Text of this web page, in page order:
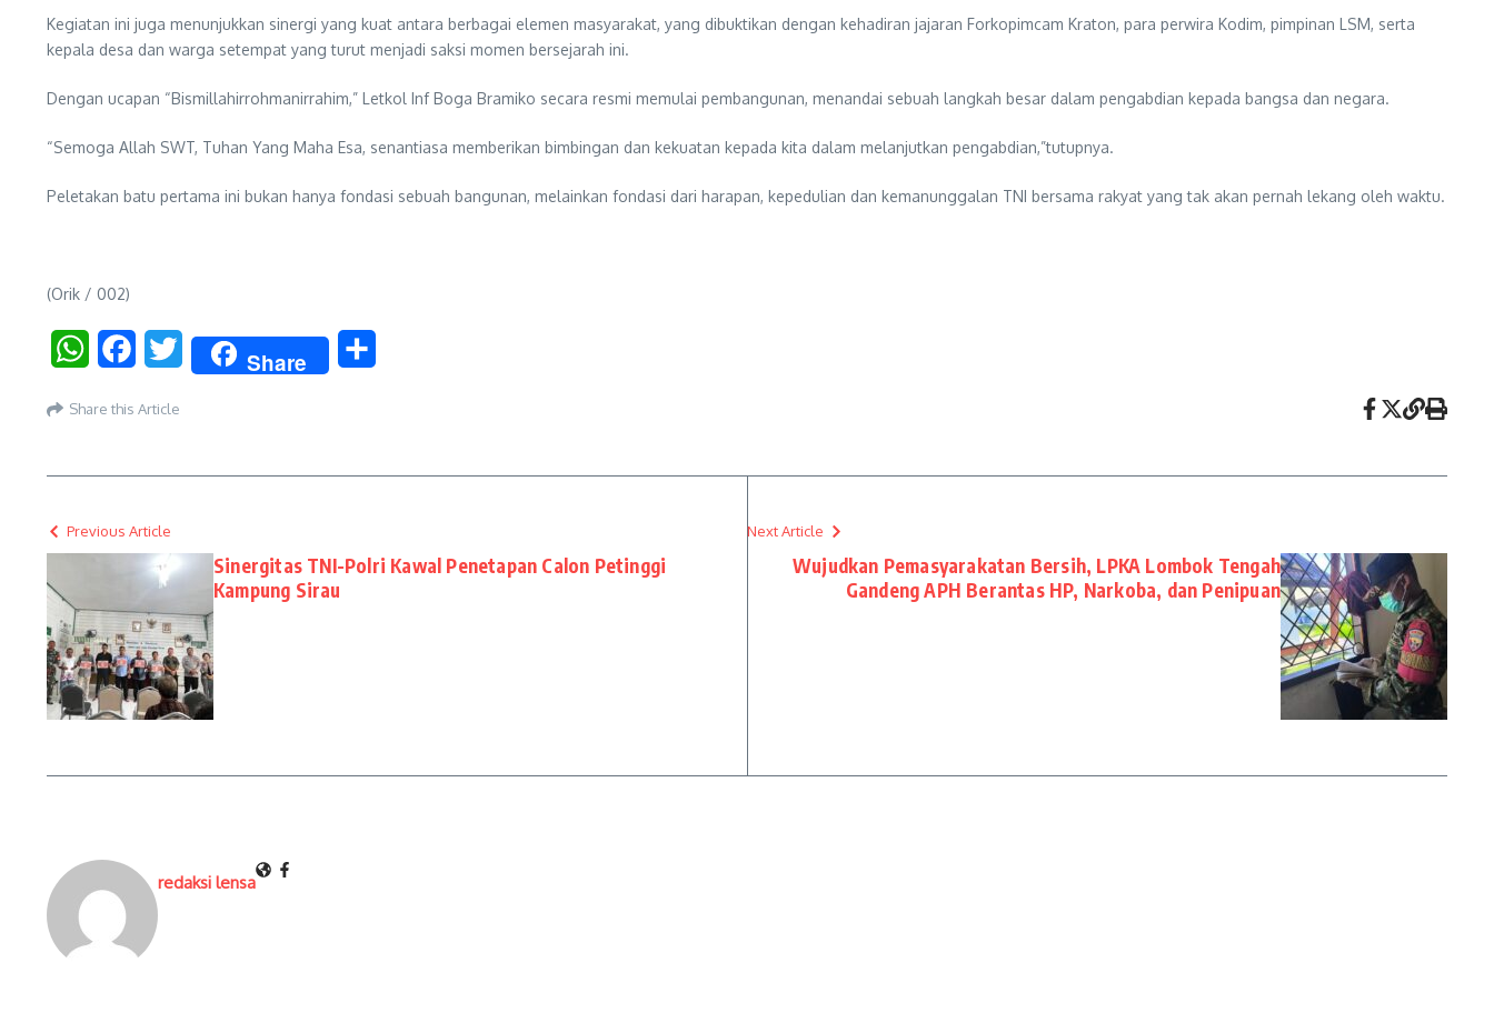
Kegiatan ini juga menunjukkan sinergi yang kuat antara berbagai elemen masyarakat, yang dibuktikan dengan kehadiran jajaran Forkopimcam Kraton, para perwira Kodim, pimpinan LSM, serta
kepala desa dan warga setempat yang turut menjadi saksi momen bersejarah ini.
Dengan ucapan “Bismillahirrohmanirrahim,” Letkol Inf Boga Bramiko secara resmi memulai pembangunan, menandai sebuah langkah besar dalam pengabdian kepada bangsa dan negara.
“Semoga Allah SWT, Tuhan Yang Maha Esa, senantiasa memberikan bimbingan dan kekuatan kepada kita dalam melanjutkan pengabdian,”tutupnya.
Peletakan batu pertama ini bukan hanya fondasi sebuah bangunan, melainkan fondasi dari harapan, kepedulian dan kemanunggalan TNI bersama rakyat yang tak akan pernah lekang oleh waktu.
(Orik / 002)
WhatsAppFacebookTwitter Share
Share this Article
Previous Article
Sinergitas TNI-Polri Kawal Penetapan Calon Petinggi
Kampung Sirau
Next Article
Wujudkan Pemasyarakatan Bersih, LPKA Lombok Tengah
Gandeng APH Berantas HP, Narkoba, dan Penipuan
redaksi lensa